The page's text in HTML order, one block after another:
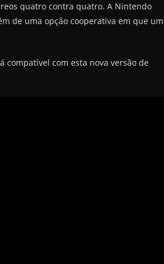
quatro contra quatro. A Nintendo
de uma opção cooperativa em que um
compatível com esta nova versão de